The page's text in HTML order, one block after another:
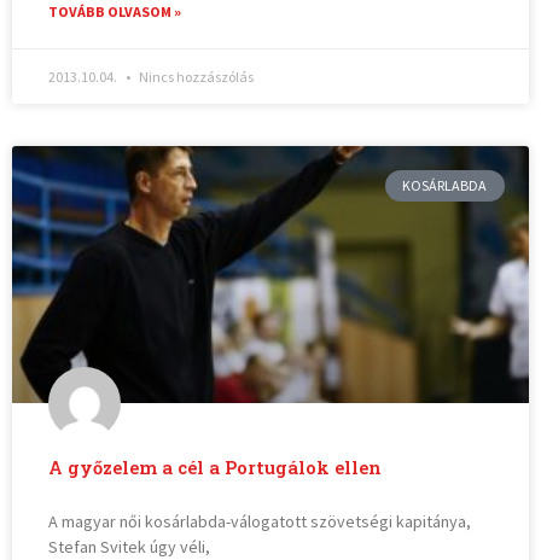
TOVÁBB OLVASOM »
2013.10.04. Nincs hozzászólás
KOSÁRLABDA
A győzelem a cél a Portugálok ellen
A magyar női kosárlabda-válogatott szövetségi kapitánya,
Stefan Svitek úgy véli,